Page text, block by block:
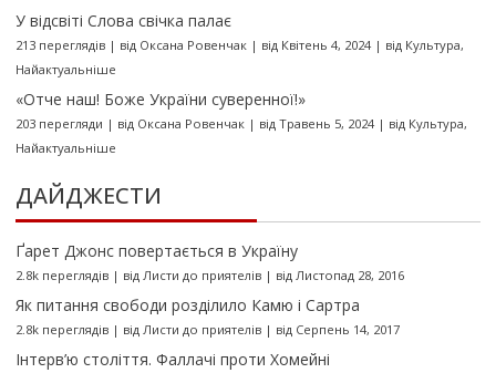
У відсвіті Слова свічка палає
213 переглядів| від Оксана Ровенчак| від Квітень 4, 2024| від Культура,
Найактуальніше
«Отче наш! Боже України суверенної!»
203 перегляди | від Оксана Ровенчак| від Травень 5, 2024| від Культура,
Найактуальніше
ДАЙДЖЕСТИ
Ґарет Джонс повертається в Україну
2.8k переглядів| від Листи до приятелів| від Листопад 28, 2016
Як питання свободи розділило Камю і Сартра
2.8k переглядів| від Листи до приятелів| від Серпень 14, 2017
Інтерв’ю століття. Фаллачі проти Хомейні